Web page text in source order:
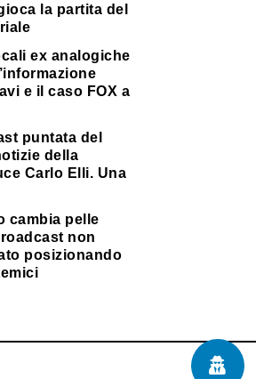
la partita del
ex analogiche
e il caso FOX a
puntata del
della
Carlo Elli. Una
cambia pelle
non
posizionando